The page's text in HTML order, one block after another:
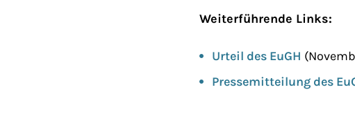
Weiterführende Links:
Urteil des EuGH
Pressemitteilung des